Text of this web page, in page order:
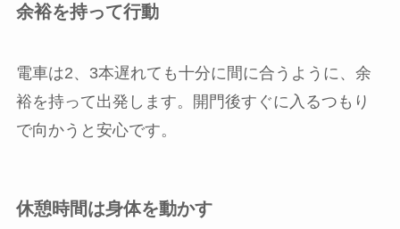
余裕を持って行動
電車は2、3本遅れても十分に間に合うように、余
裕を持って出発します。開門後すぐに入るつもり
で向かうと安心です。
休憩時間は身体を動かす